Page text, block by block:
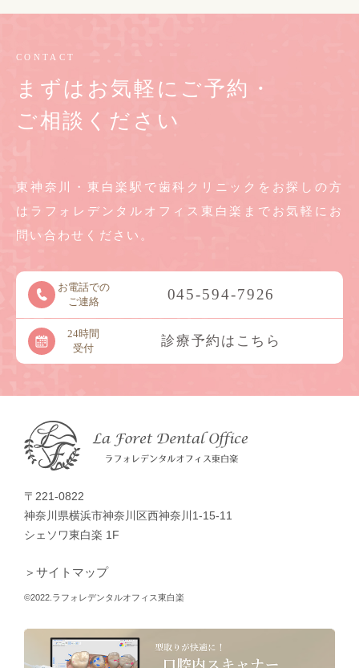
CONTACT
まずはお気軽にご予約・
ご相談ください
東神奈川・東白楽駅で歯科クリニックをお探しの方
は ラフォレデンタルオフィス東白楽までお気軽に お
問い合わせください。
お電話での
ご連絡
045-594-7926
24時間
受付
診療予約はこちら
〒221-0822
神奈川県横浜市神奈川区西神奈川1-15-11
シェソワ東白楽 1F
＞サイトマップ
©2022.ラフォレデンタルオフィス東白楽